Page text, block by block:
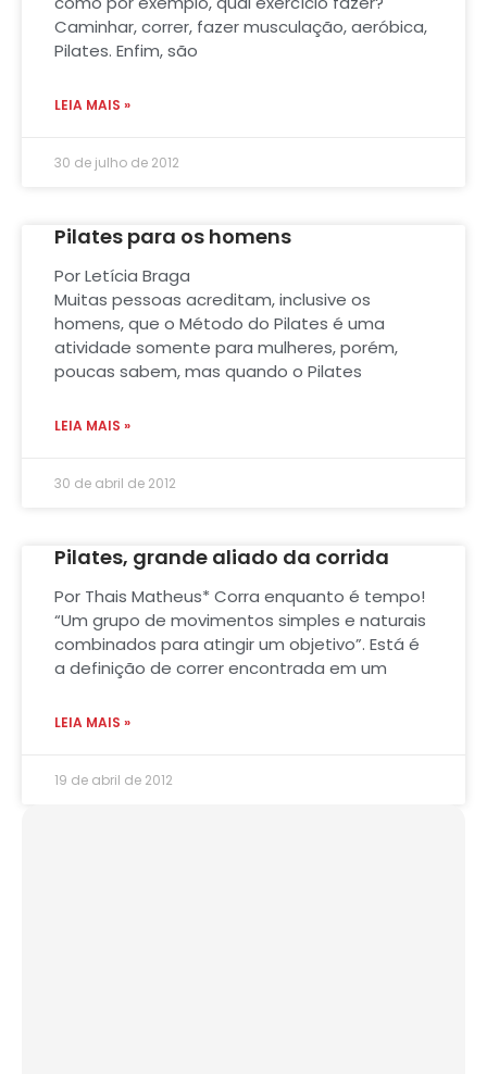
Caminhar, correr, fazer musculação, aeróbica,
Pilates. Enfim, são
LEIA MAIS »
30 de julho de 2012
Pilates para os homens
Por Letícia Braga
Muitas pessoas acreditam, inclusive os
homens, que o Método do Pilates é uma
atividade somente para mulheres, porém,
poucas sabem, mas quando o Pilates
LEIA MAIS »
30 de abril de 2012
Pilates, grande aliado da corrida
Por Thais Matheus* Corra enquanto é tempo!
“Um grupo de movimentos simples e naturais
combinados para atingir um objetivo”. Está é
a definição de correr encontrada em um
LEIA MAIS »
19 de abril de 2012